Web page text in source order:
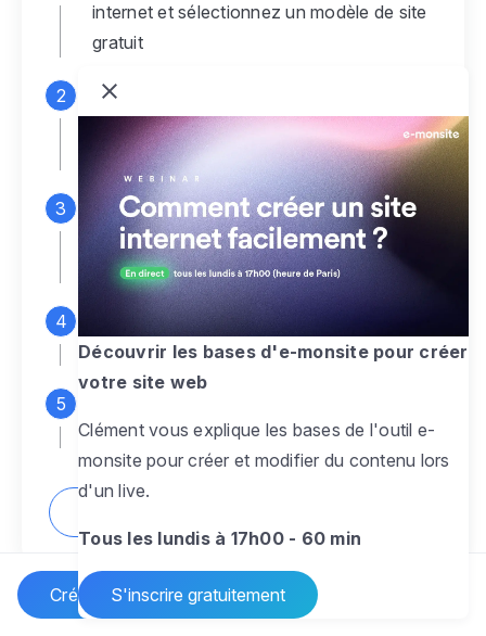
Créer un site Internet
internet et sélectionnez un modèle de site
gratuit
Connectez-vous
monsite gratuit pour accéder à votre
espace d'administration
Personnalisez entièrement le
designpour créer un site web sur-mesure,
à votre image
Ajoutez des pagessans limite pour
présenter votre activité, votre passion
pour rendre votre site dynamique
Découvrir les bases d'e-monsite pour créer
votre site web
Clément vous explique les bases de l'outil e-
monsite pour créer et modifier du contenu lors
d'un live.
Tous les lundis à 17h00 - 60 min
S'inscrire gratuitement